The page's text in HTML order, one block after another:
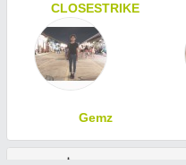
CLOSESTRIKE
Gemz